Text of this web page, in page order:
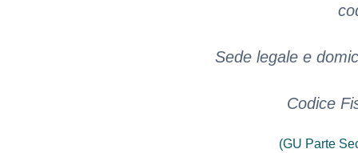
Sede legale e
Codice
(GU Parte